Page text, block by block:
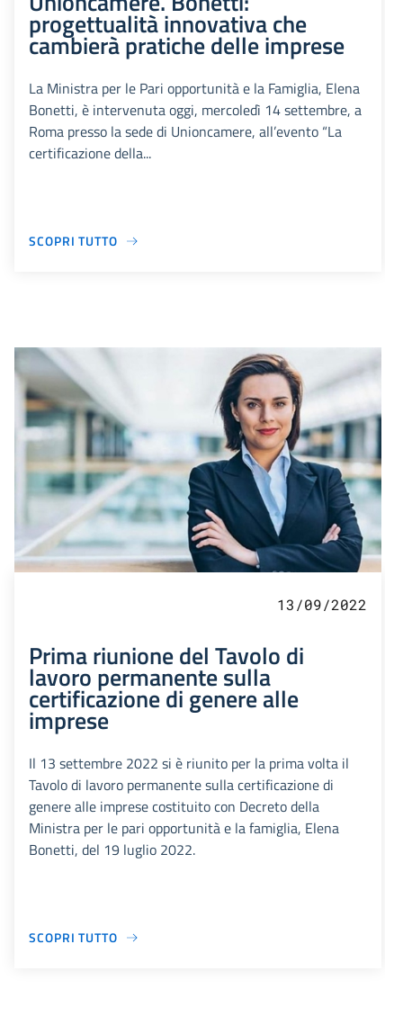
progettualità innovativa che
cambierà pratiche delle imprese
La Ministra per le Pari opportunità e la Famiglia, Elena
Bonetti, è intervenuta oggi, mercoledì 14 settembre, a
Roma presso la sede di Unioncamere, all’evento “La
certificazione della...
SCOPRI TUTTO
13/09/2022
Prima riunione del Tavolo di
lavoro permanente sulla
certificazione di genere alle
imprese
Il 13 settembre 2022 si è riunito per la prima volta il
Tavolo di lavoro permanente sulla certificazione di
genere alle imprese costituito con Decreto della
Ministra per le pari opportunità e la famiglia, Elena
Bonetti, del 19 luglio 2022.
SCOPRI TUTTO